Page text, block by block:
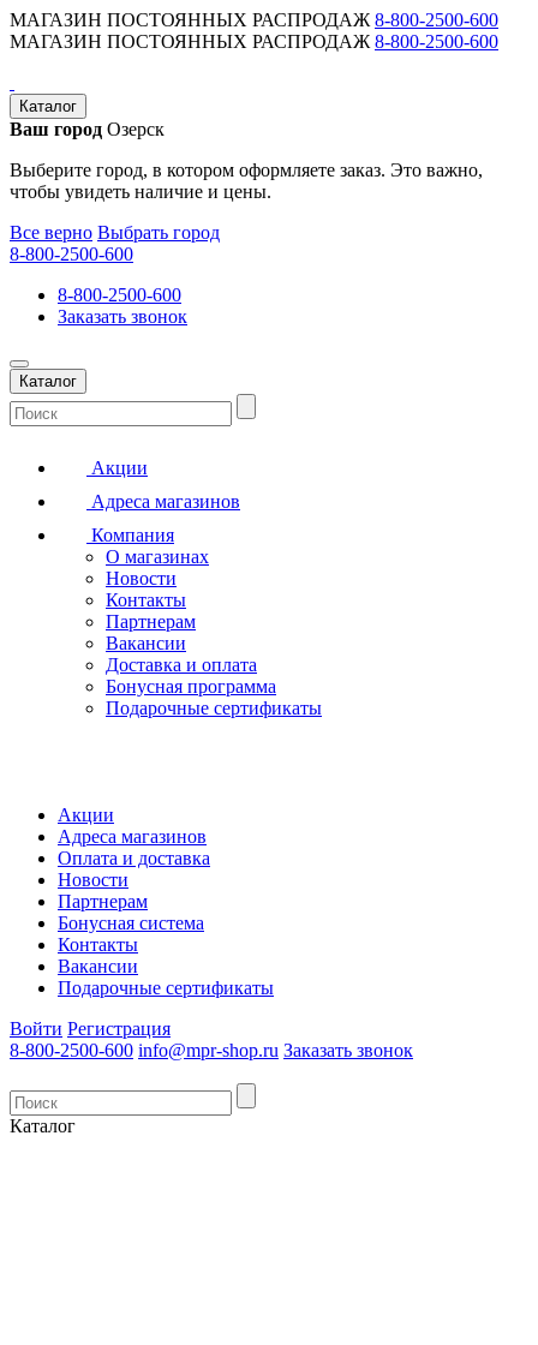
МАГАЗИН ПОСТОЯННЫХ РАСПРОДАЖ 8-800-2500-600
МАГАЗИН ПОСТОЯННЫХ РАСПРОДАЖ 8-800-2500-600
Каталог
Ваш город Озерск
Выберите город, в котором оформляете заказ. Это важно,
чтобы увидеть наличие и цены.
Все верно Выбрать город
8-800-2500-600
8-800-2500-600
Заказать звонок
Каталог
Акции
Адреса магазинов
Компания
О магазинах
Новости
Контакты
Партнерам
Вакансии
Доставка и оплата
Бонусная программа
Подарочные сертификаты
Акции
Адреса магазинов
Оплата и доставка
Новости
Партнерам
Бонусная система
Контакты
Вакансии
Подарочные сертификаты
Войти Регистрация
8-800-2500-600 info@mpr-shop.ru Заказать звонок
Каталог